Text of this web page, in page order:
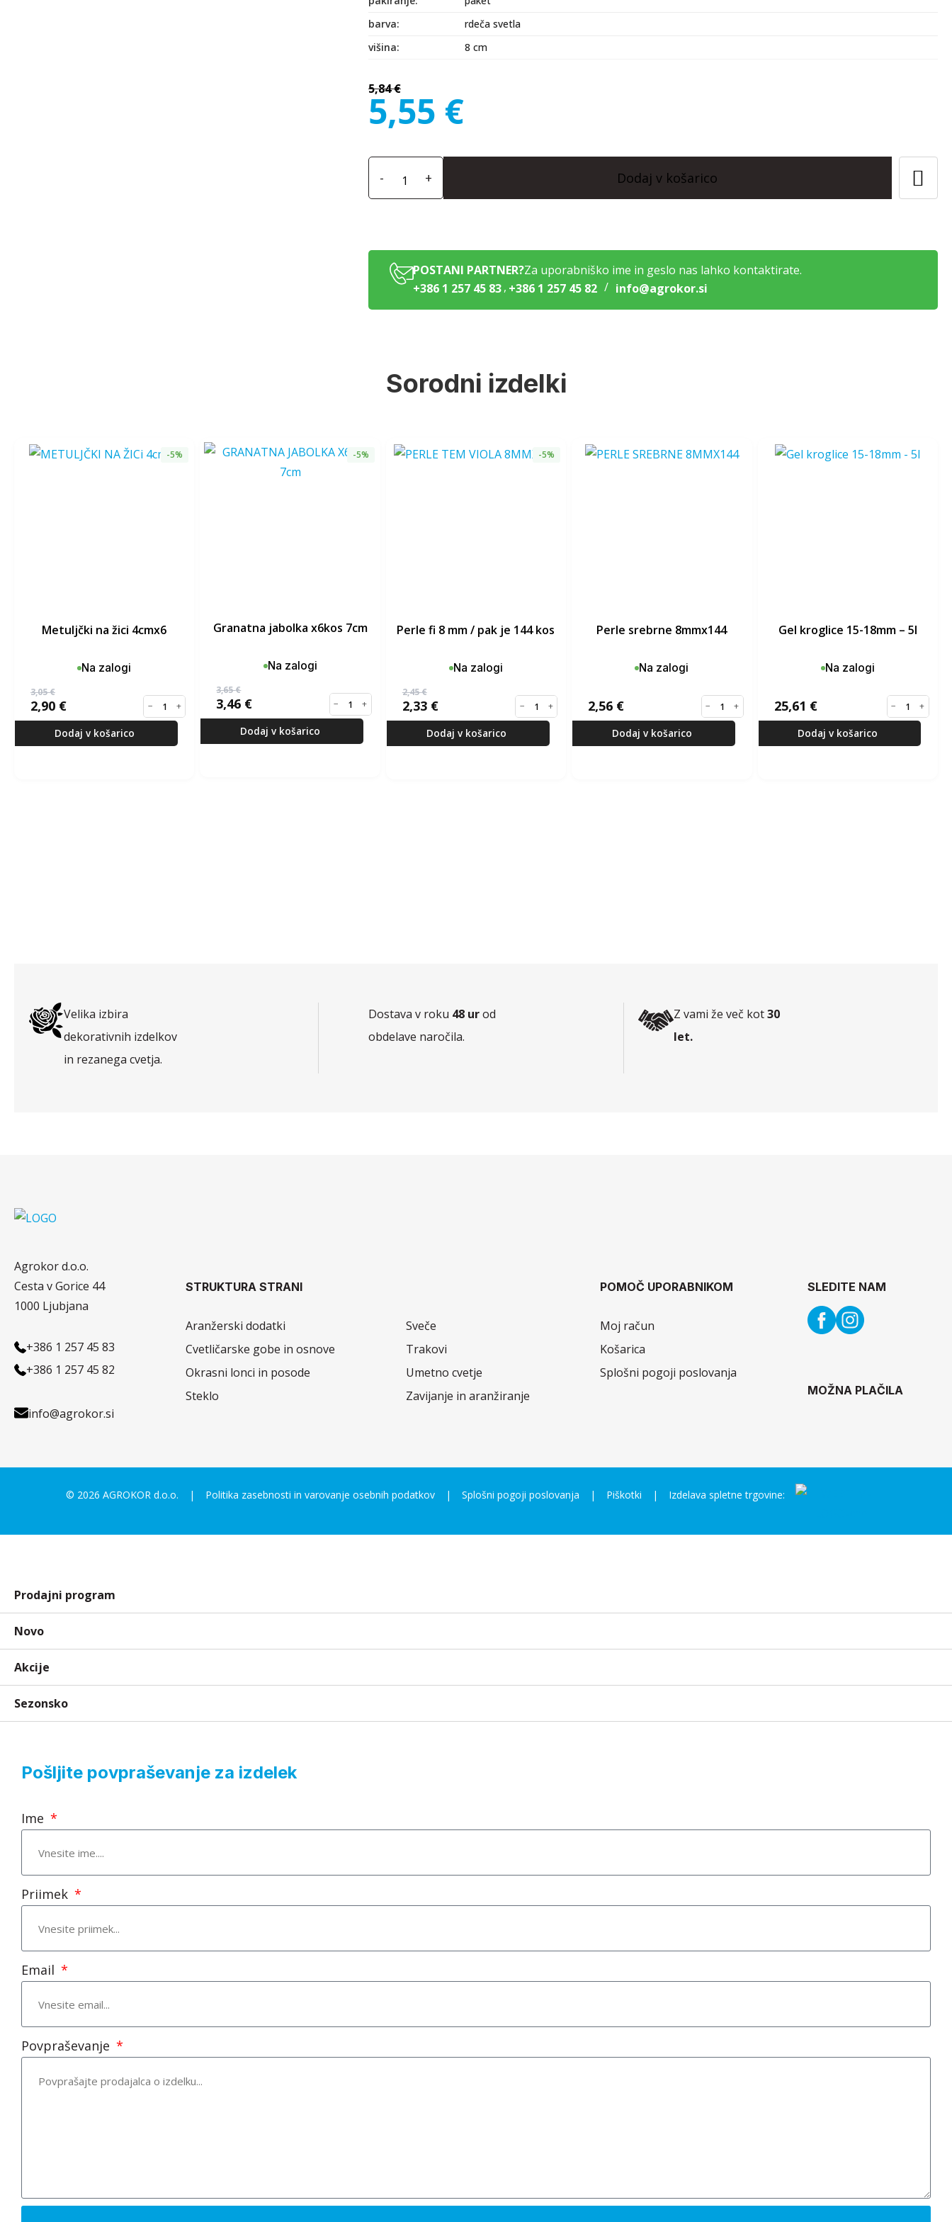
barva
rdeča svetla
višina
8 cm
5,84€
5,55 €
- + Dodaj v košarico
POSTANI PARTNER?Za uporabniško ime in geslo nas lahko kontaktirate.
+386 1 257 45 83 , +386 1 257 45 82 / info@agrokor.si
Sorodni izdelki
-5%
metuljčki na žici 4cmx6
Na zalogi
3,05€
2,90 € − +
Dodaj v košarico
-5%
granatna jabolka x6kos 7cm
Na zalogi
3,65€
3,46 € − +
Dodaj v košarico
-5%
perle fi 8 mm / pak je 144 kos
Na zalogi
2,45€
2,33 € − +
Dodaj v košarico
perle srebrne 8mmx144
Na zalogi
2,56 € − +
Dodaj v košarico
gel kroglice 15-18mm – 5l
Na zalogi
25,61 € − +
Dodaj v košarico
Velika izbira
dekorativnih izdelkov
in rezanega cvetja.
Dostava v roku 48 urod
obdelave naročila.
Z vami že več kot30
let.
Agrokor d.o.o.
Cesta v Gorice 44
1000 Ljubjana
+386 1 257 45 83
+386 1 257 45 82
info@agrokor.si
STRUKTURA STRANI
Aranžerski dodatki
Cvetličarske gobe in osnove
Okrasni lonci in posode
Steklo
Sveče
Trakovi
Umetno cvetje
Zavijanje in aranžiranje
POMOČ UPORABNIKOM
Moj račun
Košarica
Splošni pogoji poslovanja
SLEDITE NAM
MOŽNA PLAČILA
© 2026 AGROKOR d.o.o. Politika zasebnosti in varovanje osebnih podatkov Splošni pogoji poslovanja Piškotki Izdelava spletne trgovine:
Prodajni program
Novo
Akcije
Sezonsko
Pošljite povpraševanje za izdelek
Ime
Priimek
Email
Povpraševanje